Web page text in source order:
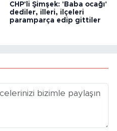
CHP'li Şimşek: 'Baba ocağı'
dediler, illeri, ilçeleri
paramparça edip gittiler